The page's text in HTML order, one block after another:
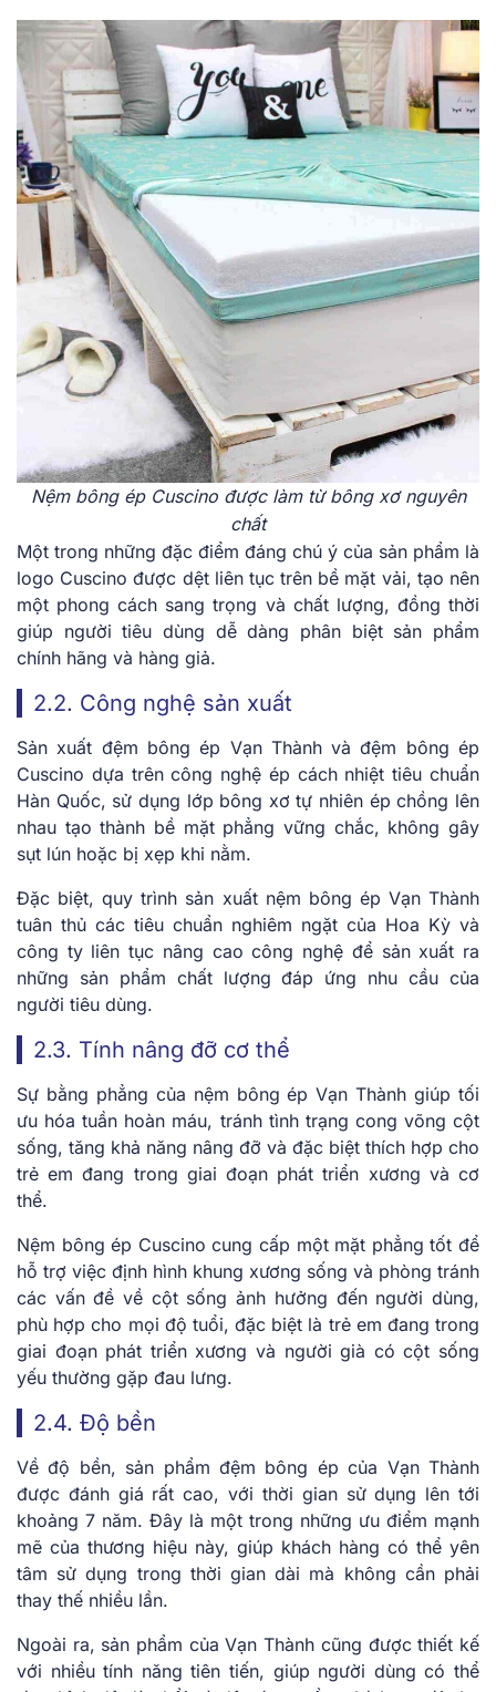
Nệm bông ép Cuscino được làm từ bông xơ nguyên
chất
Một trong những đặc điểm đáng chú ý của sản phẩm là
logo Cuscino được dệt liên tục trên bề mặt vải, tạo nên
một phong cách sang trọng và chất lượng, đồng thời
giúp người tiêu dùng dễ dàng phân biệt sản phẩm
chính hãng và hàng giả.
2.2. Công nghệ sản xuất
Sản xuất đệm bông ép Vạn Thành và đệm bông ép
Cuscino dựa trên công nghệ ép cách nhiệt tiêu chuẩn
Hàn Quốc, sử dụng lớp bông xơ tự nhiên ép chồng lên
nhau tạo thành bề mặt phẳng vững chắc, không gây
sụt lún hoặc bị xẹp khi nằm.
Đặc biệt, quy trình sản xuất nệm bông ép Vạn Thành
tuân thủ các tiêu chuẩn nghiêm ngặt của Hoa Kỳ và
công ty liên tục nâng cao công nghệ để sản xuất ra
những sản phẩm chất lượng đáp ứng nhu cầu của
người tiêu dùng.
2.3. Tính nâng đỡ cơ thể
Sự bằng phẳng của nệm bông ép Vạn Thành giúp tối
ưu hóa tuần hoàn máu, tránh tình trạng cong võng cột
sống, tăng khả năng nâng đỡ và đặc biệt thích hợp cho
trẻ em đang trong giai đoạn phát triển xương và cơ
thể.
Nệm bông ép Cuscino cung cấp một mặt phẳng tốt để
hỗ trợ việc định hình khung xương sống và phòng tránh
các vấn đề về cột sống ảnh hưởng đến người dùng,
phù hợp cho mọi độ tuổi, đặc biệt là trẻ em đang trong
giai đoạn phát triển xương và người già có cột sống
yếu thường gặp đau lưng.
2.4. Độ bền
Về độ bền, sản phẩm đệm bông ép của Vạn Thành
được đánh giá rất cao, với thời gian sử dụng lên tới
khoảng 7 năm. Đây là một trong những ưu điểm mạnh
mẽ của thương hiệu này, giúp khách hàng có thể yên
tâm sử dụng trong thời gian dài mà không cần phải
thay thế nhiều lần.
Ngoài ra, sản phẩm của Vạn Thành cũng được thiết kế
với nhiều tính năng tiên tiến, giúp người dùng có thể